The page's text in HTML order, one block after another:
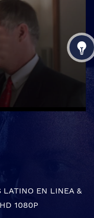
LATINO EN LINEA &
1080P